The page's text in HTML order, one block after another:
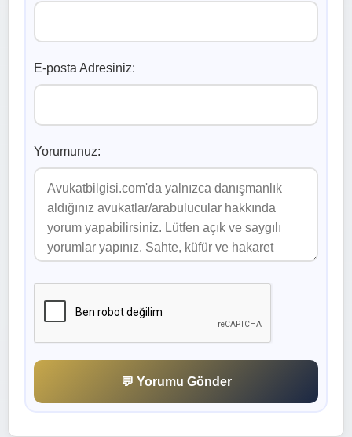
E-posta Adresiniz:
Yorumunuz:
💬 Yorumu Gönder